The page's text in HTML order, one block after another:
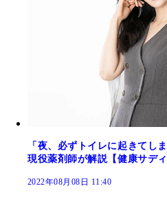
「夜、必ずトイレに起きて
現役薬剤師が解説【健康サデ
2022年08月08日 11:40